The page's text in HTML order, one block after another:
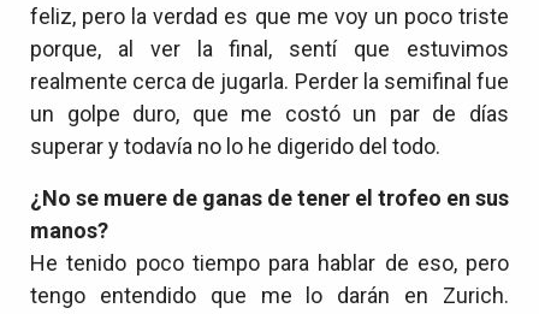
feliz, pero la verdad es que me voy un poco triste
porque, al ver la final, sentí que estuvimos
realmente cerca de jugarla. Perder la semifinal fue
un golpe duro, que me costó un par de días
superar y todavía no lo he digerido del todo.
¿No se muere de ganas de tener el trofeo en sus
manos?
He tenido poco tiempo para hablar de eso, pero
tengo entendido que me lo darán en Zurich.